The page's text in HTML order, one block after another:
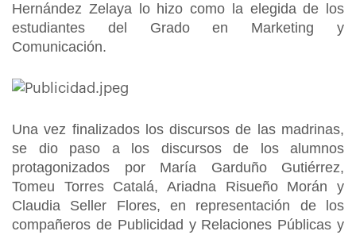
Hernández Zelaya lo hizo como la elegida de los
estudiantes del Grado en Marketing y
Comunicación.
Una vez finalizados los discursos de las madrinas,
se dio paso a los discursos de los alumnos
protagonizados por María Garduño Gutiérrez,
Tomeu Torres Catalá, Ariadna Risueño Morán y
Claudia Seller Flores, en representación de los
compañeros de Publicidad y Relaciones Públicas y